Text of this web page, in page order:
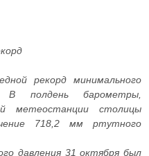
рекорд минимального
В полдень барометры,
метеостанции столицы
718,2 мм ртутного
давления 31 октября был